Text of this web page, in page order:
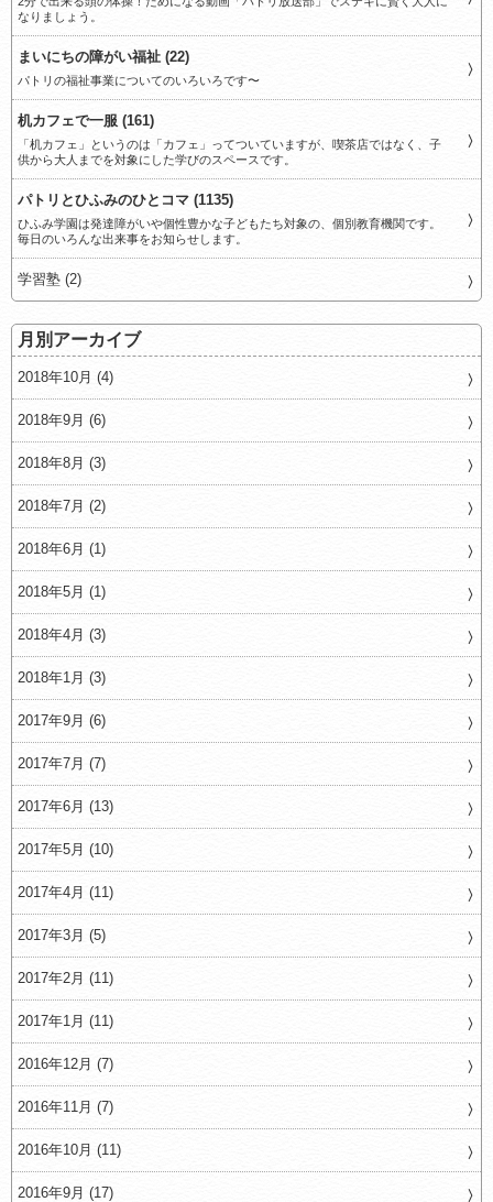
なりましょう。
まいにちの障がい福祉 (22)
パトリの福祉事業についてのいろいろです〜
机カフェで一服 (161)
「机カフェ」というのは「カフェ」ってついていますが、喫茶店ではなく、子
供から大人までを対象にした学びのスペースです。
パトリとひふみのひとコマ (1135)
ひふみ学園は発達障がいや個性豊かな子どもたち対象の、個別教育機関です。
毎日のいろんな出来事をお知らせします。
学習塾 (2)
月別アーカイブ
2018年10月 (4)
2018年9月 (6)
2018年8月 (3)
2018年7月 (2)
2018年6月 (1)
2018年5月 (1)
2018年4月 (3)
2018年1月 (3)
2017年9月 (6)
2017年7月 (7)
2017年6月 (13)
2017年5月 (10)
2017年4月 (11)
2017年3月 (5)
2017年2月 (11)
2017年1月 (11)
2016年12月 (7)
2016年11月 (7)
2016年10月 (11)
2016年9月 (17)